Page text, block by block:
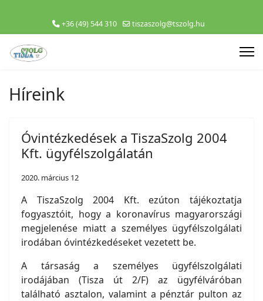
+36 (49) 544 310 tiszaszolg@tszolg.hu
Híreink
Óvintézkedések a TiszaSzolg 2004
Kft. ügyfélszolgálatán
2020. március 12
A TiszaSzolg 2004 Kft. ezúton tájékoztatja
fogyasztóit, hogy a koronavírus magyarországi
megjelenése miatt a személyes ügyfélszolgálati
irodában óvintézkedéseket vezetett be.
A társaság a személyes ügyfélszolgálati
irodájában (Tisza út 2/F) az ügyfélváróban
található asztalon, valamint a pénztár pulton az